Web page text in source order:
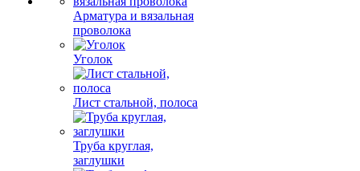
Арматура и вязальная
проволока
Уголок
Лист стальной, полоса
Труба круглая,
заглушки